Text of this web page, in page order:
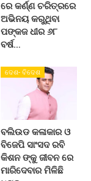
ରେ କର୍ଣ୍ଣ ଚରିତ୍ରରେ
ଅଭିନୟ କରୁଥିବା
ପଙ୍କଜ ଧୀର ୬୮
ବର୍ଷ…
ଦେଶ- ବିଦେଶ
ବଲିଉଡ କଳାକାର ଓ
ବିଜେପି ସାଂସଦ ରବି
କିଶନ ଙ୍କୁ ଜୀବନ ରେ
ମାରିଦେବାର ମିଳିଛି